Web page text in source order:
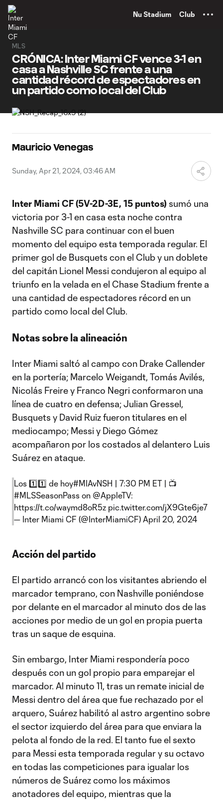
Nu Stadium Club
MLS
CRÓNICA: Inter Miami CF vence 3-1 en
casa a Nashville SC frente a una
cantidad récord de espectadores en
un partido como local del Club
Mauricio Venegas
Sunday, Apr 21, 2024, 03:46 AM
Inter Miami CF (5V-2D-3E, 15 puntos) sumó una
victoria por 3-1 en casa esta noche contra
Nashville SC para continuar con el buen
momento del equipo esta temporada regular. El
primer gol de Busquets con el Club y un doblete
del capitán Lionel Messi condujeron al equipo al
triunfo en la velada en el Chase Stadium frente a
una cantidad de espectadores récord en un
partido como local del Club.
Notas sobre la alineación
Inter Miami saltó al campo con Drake Callender
en la portería; Marcelo Weigandt, Tomás Avilés,
Nicolás Freire y Franco Negri conformaron una
línea de cuatro en defensa; Julian Gressel,
Busquets y David Ruiz fueron titulares en el
mediocampo; Messi y Diego Gómez
acompañaron por los costados al delantero Luis
Suárez en ataque.
Los 1️⃣1️⃣ de hoy#MIAvNSH | 7:30 PM ET | 📺
#MLSSeasonPass on @AppleTV:
https://t.co/waymd8oR5z pic.twitter.com/jX9Gte6je7
— Inter Miami CF (@InterMiamiCF) April 20, 2024
Acción del partido
El partido arrancó con los visitantes abriendo el
marcador temprano, con Nashville poniéndose
por delante en el marcador al minuto dos de las
acciones por medio de un gol en propia puerta
tras un saque de esquina.
Sin embargo, Inter Miami respondería poco
después con un gol propio para emparejar el
marcador. Al minuto 11, tras un remate inicial de
Messi dentro del área que fue rechazado por el
arquero, Suárez habilitó al astro argentino sobre
el sector izquierdo del área para que enviara la
pelota al fondo de la red. El tanto fue el sexto
para Messi esta temporada regular y su octavo
en todas las competiciones para igualar los
números de Suárez como los máximos
anotadores del equipo, mientras que la